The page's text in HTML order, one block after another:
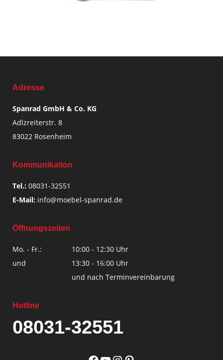
Adresse
Spanrad GmbH & Co. KG
Adlzreiterstr. 8
83022 Rosenheim
Kommunikation
Tel.: 08031-32551
E-Mail: info@moebel-spanrad.de
Öffnungszeiten
Mo. - Fr.:
und
10:00 - 12:30 Uhr
13:30 - 16:00 Uhr
und nach Terminvereinbarung
Hotline
08031-32551